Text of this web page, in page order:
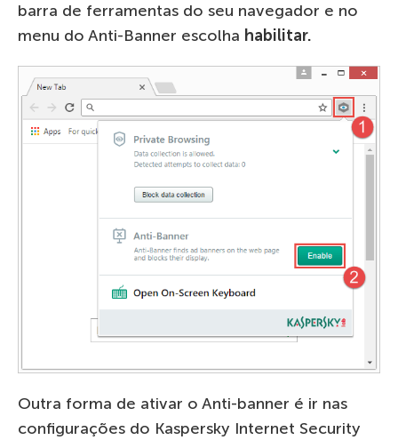
barra de ferramentas do seu navegador e no
menu do Anti-Banner escolha habilitar.
Outra forma de ativar o Anti-banner é ir nas
configurações do Kaspersky Internet Security